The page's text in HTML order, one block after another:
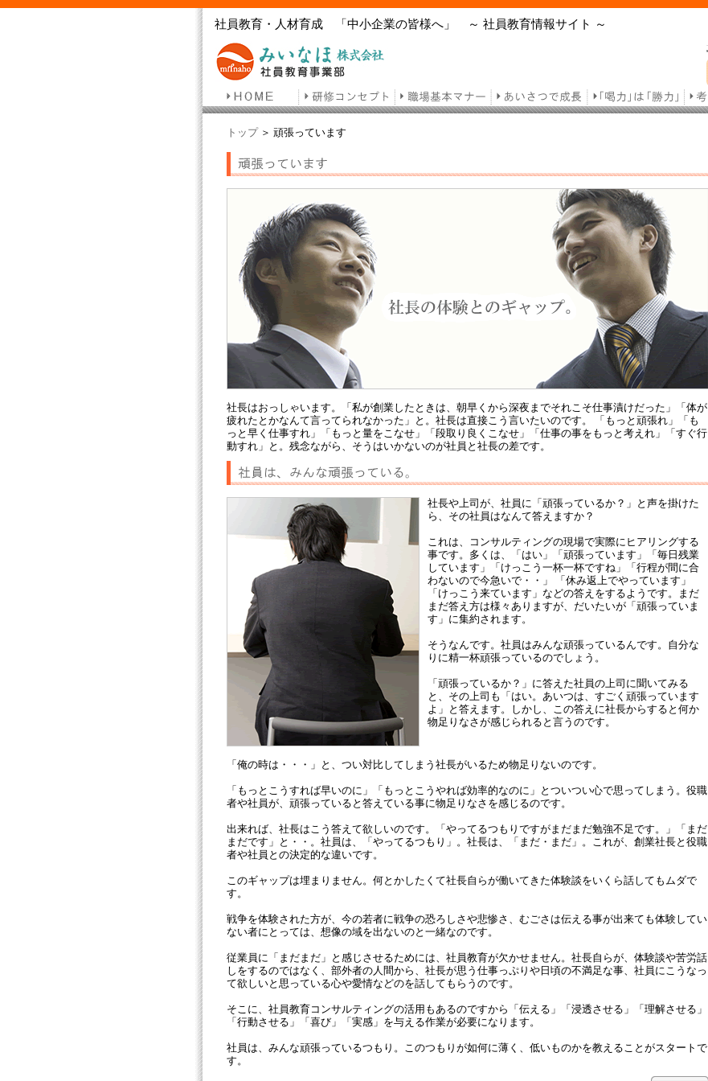
社員教育・人材育成 「中小企業の皆様へ」 ～ 社員教育情報サイト ～
トップ＞ 頑張っています
社長はおっしゃいます。「私が創業したときは、朝早くから深夜までそれこそ仕事漬けだった」「体が
疲れたとかなんて言ってられなかった」と。社長は直接こう言いたいのです。 「もっと頑張れ」「も
っと早く仕事すれ」「もっと量をこなせ」「段取り良くこなせ」「仕事の事をもっと考えれ」「すぐ行
動すれ」と。残念ながら、そうはいかないのが社員と社長の差です。
社長や上司が、社員に「頑張っているか？」と声を掛けた
ら、その社員はなんて答えますか？
これは、コンサルティングの現場で実際にヒアリングする
事です。多くは、「はい」「頑張っています」「毎日残業
しています」「けっこう一杯一杯ですね」「行程が間に合
わないので今急いで・・」 「休み返上でやっています」
「けっこう来ています」などの答えをするようです。まだ
まだ答え方は様々ありますが、だいたいが「頑張っていま
す」に集約されます。
そうなんです。社員はみんな頑張っているんです。自分な
りに精一杯頑張っているのでしょう。
「頑張っているか？」に答えた社員の上司に聞いてみる
と、その上司も「はい。あいつは、すごく頑張っています
よ」と答えます。しかし、この答えに社長からすると何か
物足りなさが感じられると言うのです。
「俺の時は・・・」と、つい対比してしまう社長がいるため物足りないのです。
「もっとこうすれば早いのに」「もっとこうやれば効率的なのに」とついつい心で思ってしまう。役職
者や社員が、頑張っていると答えている事に物足りなさを感じるのです。
出来れば、社長はこう答えて欲しいのです。「やってるつもりですがまだまだ勉強不足です。」「まだ
まだです」と・・。社員は、「やってるつもり」。社長は、「まだ・まだ」。これが、創業社長と役職
者や社員との決定的な違いです。
このギャップは埋まりません。何とかしたくて社長自らが働いてきた体験談をいくら話してもムダで
す。
戦争を体験された方が、今の若者に戦争の恐ろしさや悲惨さ、むごさは伝える事が出来ても体験してい
ない者にとっては、想像の域を出ないのと一緒なのです。
従業員に「まだまだ」と感じさせるためには、社員教育が欠かせません。社長自らが、体験談や苦労話
しをするのではなく、部外者の人間から、社長が思う仕事っぷりや日頃の不満足な事、社員にこうなっ
て欲しいと思っている心や愛情などのを話してもらうのです。
そこに、社員教育コンサルティングの活用もあるのですから「伝える」「浸透させる」「理解させる」
「行動させる」「喜び」「実感」を与える作業が必要になります。
社員は、みんな頑張っているつもり。このつもりが如何に薄く、低いものかを教えることがスタートで
す。